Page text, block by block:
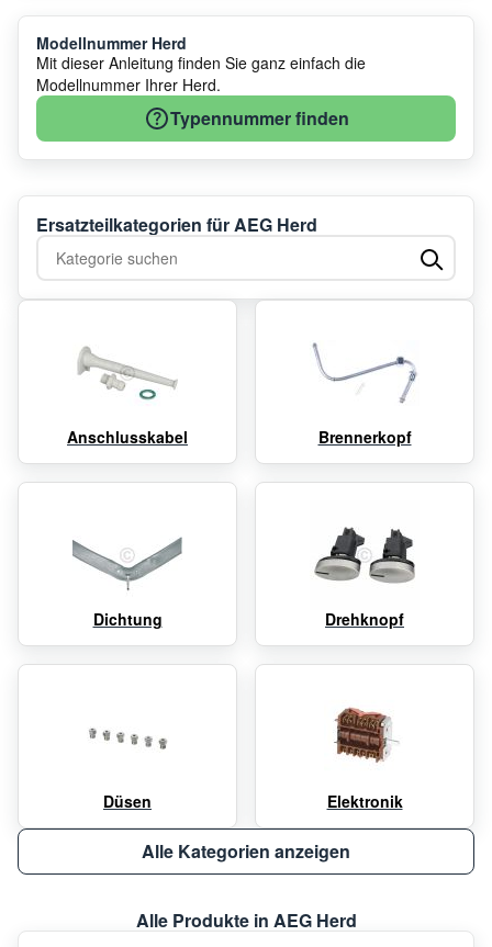
Modellnummer Herd
Mit dieser Anleitung finden Sie ganz einfach die
Modellnummer Ihrer Herd.
Typennummer finden
Ersatzteilkategorien für AEG Herd
Kategorie suchen
Anschlusskabel Brennerkopf
Dichtung Drehknopf
Düsen Elektronik
Alle Kategorien anzeigen
Alle Produkte in AEG Herd